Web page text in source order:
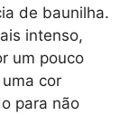
de baunilha.
intenso,
um pouco
cor
para não